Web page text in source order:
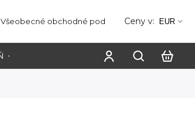
Všeobecné obchodné podmienky Ochrana
Ceny v: EUR